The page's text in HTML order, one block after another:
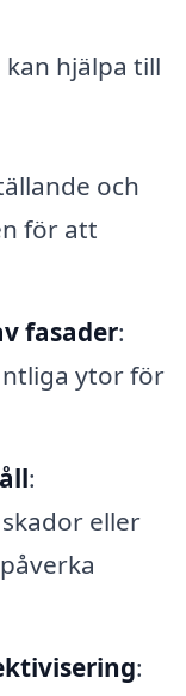
hjälpa till
och
för att
fasader:
ytor för
:
eller
: